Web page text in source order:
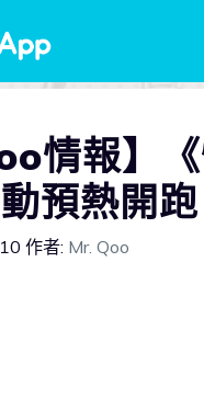
情報】
預熱開跑
作者: Mr. Qoo